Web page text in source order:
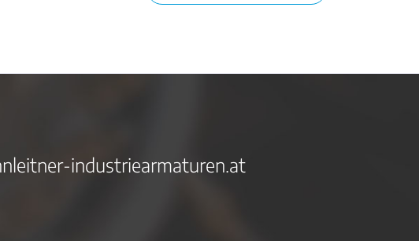
industriearmaturen.at